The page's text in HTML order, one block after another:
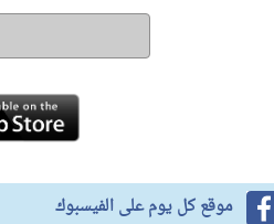
موقع كل يوم على الفيسبوك